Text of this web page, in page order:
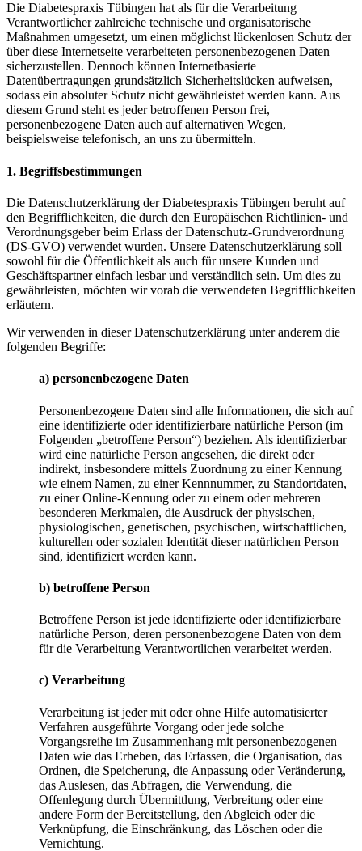
Die Diabetespraxis Tübingen hat als für die Verarbeitung
Verantwortlicher zahlreiche technische und organisatorische
Maßnahmen umgesetzt, um einen möglichst lückenlosen Schutz der
über diese Internetseite verarbeiteten personenbezogenen Daten
sicherzustellen. Dennoch können Internetbasierte
Datenübertragungen grundsätzlich Sicherheitslücken aufweisen,
sodass ein absoluter Schutz nicht gewährleistet werden kann. Aus
diesem Grund steht es jeder betroffenen Person frei,
personenbezogene Daten auch auf alternativen Wegen,
beispielsweise telefonisch, an uns zu übermitteln.
1. Begriffsbestimmungen
Die Datenschutzerklärung der Diabetespraxis Tübingen beruht auf
den Begrifflichkeiten, die durch den Europäischen Richtlinien- und
Verordnungsgeber beim Erlass der Datenschutz-Grundverordnung
(DS-GVO) verwendet wurden. Unsere Datenschutzerklärung soll
sowohl für die Öffentlichkeit als auch für unsere Kunden und
Geschäftspartner einfach lesbar und verständlich sein. Um dies zu
gewährleisten, möchten wir vorab die verwendeten Begrifflichkeiten
erläutern.
Wir verwenden in dieser Datenschutzerklärung unter anderem die
folgenden Begriffe:
a) personenbezogene Daten
Personenbezogene Daten sind alle Informationen, die sich auf
eine identifizierte oder identifizierbare natürliche Person (im
Folgenden „betroffene Person“) beziehen. Als identifizierbar
wird eine natürliche Person angesehen, die direkt oder
indirekt, insbesondere mittels Zuordnung zu einer Kennung
wie einem Namen, zu einer Kennnummer, zu Standortdaten,
zu einer Online-Kennung oder zu einem oder mehreren
besonderen Merkmalen, die Ausdruck der physischen,
physiologischen, genetischen, psychischen, wirtschaftlichen,
kulturellen oder sozialen Identität dieser natürlichen Person
sind, identifiziert werden kann.
b) betroffene Person
Betroffene Person ist jede identifizierte oder identifizierbare
natürliche Person, deren personenbezogene Daten von dem
für die Verarbeitung Verantwortlichen verarbeitet werden.
c) Verarbeitung
Verarbeitung ist jeder mit oder ohne Hilfe automatisierter
Verfahren ausgeführte Vorgang oder jede solche
Vorgangsreihe im Zusammenhang mit personenbezogenen
Daten wie das Erheben, das Erfassen, die Organisation, das
Ordnen, die Speicherung, die Anpassung oder Veränderung,
das Auslesen, das Abfragen, die Verwendung, die
Offenlegung durch Übermittlung, Verbreitung oder eine
andere Form der Bereitstellung, den Abgleich oder die
Verknüpfung, die Einschränkung, das Löschen oder die
Vernichtung.